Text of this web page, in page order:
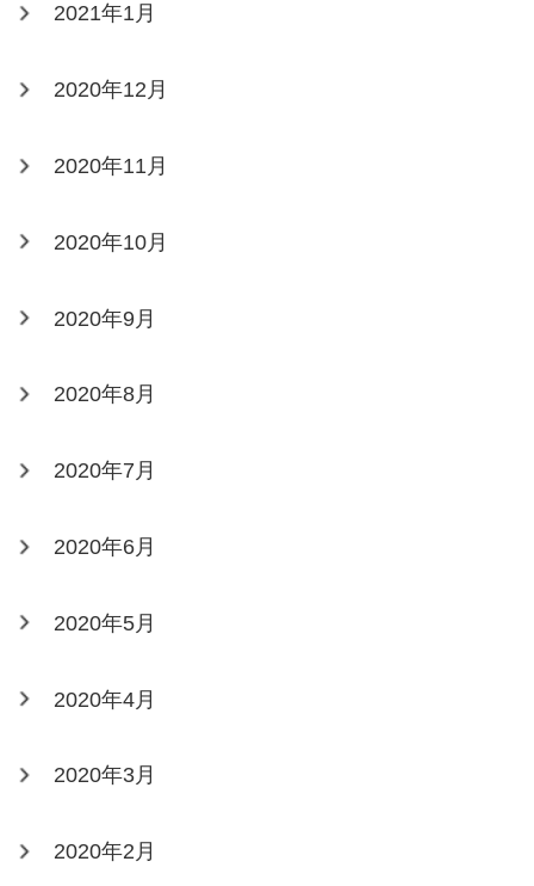
2021年1月
2020年12月
2020年11月
2020年10月
2020年9月
2020年8月
2020年7月
2020年6月
2020年5月
2020年4月
2020年3月
2020年2月